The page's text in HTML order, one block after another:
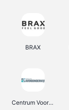
BRAX
Centrum Voor Avondonderwijs